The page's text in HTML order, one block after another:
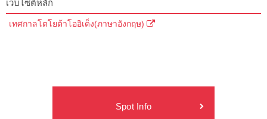
เว็บไซต์หลัก
เทศกาลโตโยต้าโออิเด็ง(ภาษาอังกฤษ)
Spot Info